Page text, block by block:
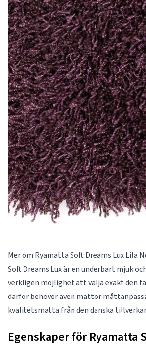
Mer om Ryamatta Soft Dreams Lux Lila
Soft Dreams Lux är en underbart mjuk
verkligen möjlighet att välja exakt den
därför behöver även mattor
kvalitetsmatta från den danska
Egenskaper för Ryamatta